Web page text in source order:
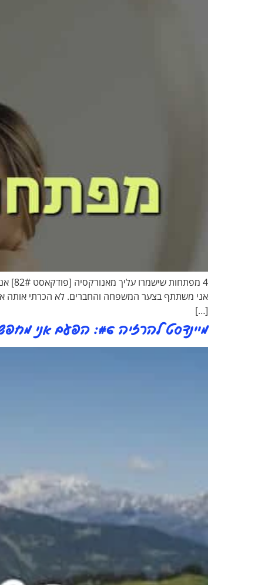
4
אני משתתף בצער המשפחה והחברים. לא הכרתי אותה
[…]
מיינדסט להרזיה #6: הפעם אני מחפשת שינוי אמיתי, בריא ונכון [פודקאסט 81#]